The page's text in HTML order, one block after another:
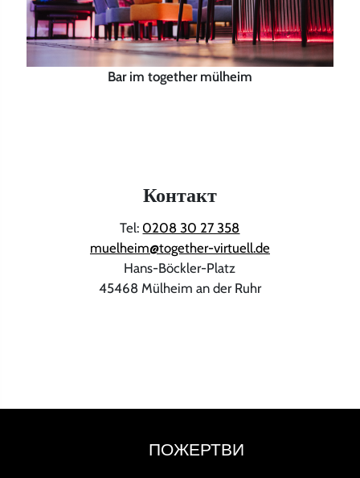
Bar im together mülheim
Контакт
Tel: 0208 30 27 358
muelheim@together-virtuell.de
Hans-Böckler-Platz
45468 Mülheim an der Ruhr
ПОЖЕРТВИ